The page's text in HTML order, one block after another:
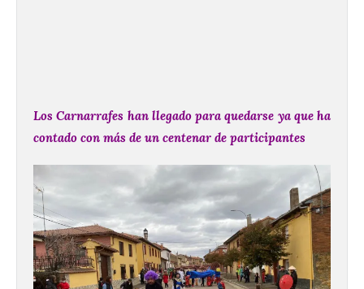
Los Carnarrafes han llegado para quedarse ya que ha
contado con más de un centenar de participantes